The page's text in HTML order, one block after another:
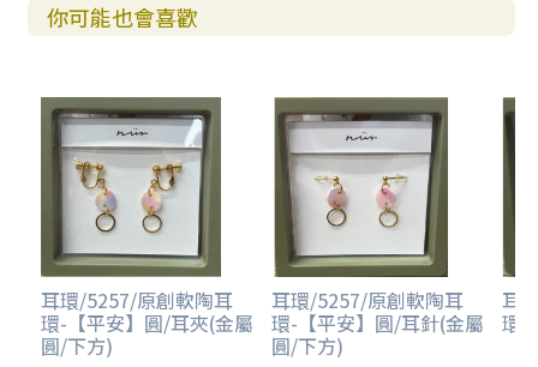
你可能也會喜歡
耳環/5257/原創軟陶耳
環-【平安】圓/耳夾(金屬
圓/下方)
耳環/5257/原創軟陶耳
環-【平安】圓/耳針(金屬
圓/下方)
耳
環-